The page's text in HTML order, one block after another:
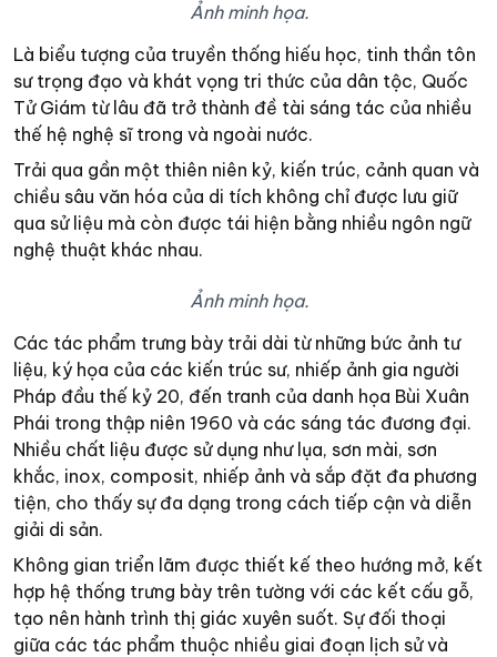
Ảnh minh họa.
Là biểu tượng của truyền thống hiếu học, tinh thần tôn
sư trọng đạo và khát vọng tri thức của dân tộc, Quốc
Tử Giám từ lâu đã trở thành đề tài sáng tác của nhiều
thế hệ nghệ sĩ trong và ngoài nước.
Trải qua gần một thiên niên kỷ, kiến trúc, cảnh quan và
chiều sâu văn hóa của di tích không chỉ được lưu giữ
qua sử liệu mà còn được tái hiện bằng nhiều ngôn ngữ
nghệ thuật khác nhau.
Ảnh minh họa.
Các tác phẩm trưng bày trải dài từ những bức ảnh tư
liệu, ký họa của các kiến trúc sư, nhiếp ảnh gia người
Pháp đầu thế kỷ 20, đến tranh của danh họa Bùi Xuân
Phái trong thập niên 1960 và các sáng tác đương đại.
Nhiều chất liệu được sử dụng như lụa, sơn mài, sơn
khắc, inox, composit, nhiếp ảnh và sắp đặt đa phương
tiện, cho thấy sự đa dạng trong cách tiếp cận và diễn
giải di sản.
Không gian triển lãm được thiết kế theo hướng mở, kết
hợp hệ thống trưng bày trên tường với các kết cấu gỗ,
tạo nên hành trình thị giác xuyên suốt. Sự đối thoại
giữa các tác phẩm thuộc nhiều giai đoạn lịch sử và